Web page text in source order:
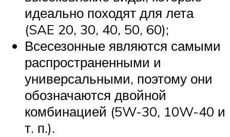
идеально походят для лета
(SAE 20, 30, 40, 50, 60);
Всесезонные являются самыми
распространенными и
универсальными, поэтому они
обозначаются двойной
комбинацией (5W-30, 10W-40 и
т. п.).